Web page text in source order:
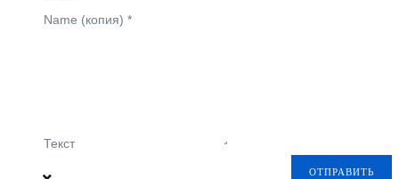
Name (копия) *
Текст
ОТПРАВИТЬ